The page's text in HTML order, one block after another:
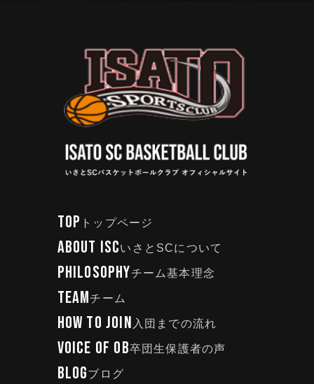
TOP トップページ
ABOUT ISCいさとSCについて
PHILOSOPHYチーム基本理念
TEAMチーム
HOW TO JOIN 入団までの流れ
VOICE OF OB卒団生保護者の声
BLOGブログ